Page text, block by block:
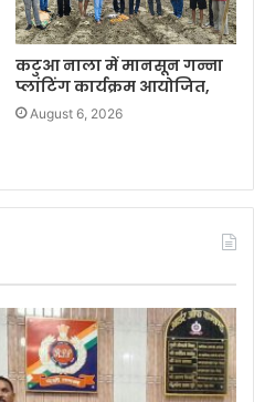
कटुआ नाला में मानसून गन्ना
प्लांटिंग कार्यक्रम आयोजित,
August 6, 2026